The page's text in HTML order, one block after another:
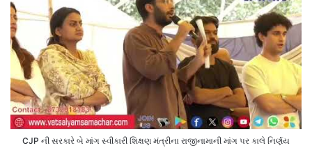
CJP ની સરકારે બે માંગ સ્વીકારી શિક્ષણ મંત્રીના રાજીનામાની માંગ પર કાલે નિર્ણય